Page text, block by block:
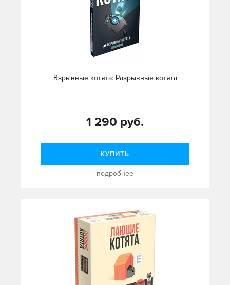
Взрывные котята: Разрывные котята
1 290 руб.
КУПИТЬ
подробнее